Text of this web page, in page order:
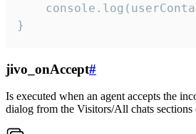
}
jivo_onAccept#
Is executed when an agent accepts the
dialog from the Visitors/All chats sections